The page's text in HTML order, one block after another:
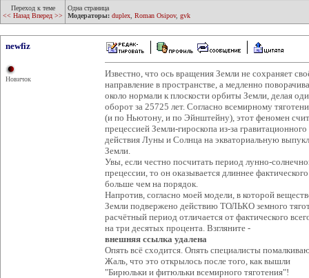
Переход к теме
<< Назад Вперед >>
Одна страница
Модераторы: duplex Roman Osipov, gvk
newfiz
Новичок
Известно, что ось вращения Земли не сохраняет
направление в пространстве, а медленно
около нормали к плоскости орбиты Земли, делая
оборот за 25725 лет. Согласно всемирному
(и по Ньютону, и по Эйнштейну), этот феномен
прецессией Земли-гироскопа из-за гравитационного
действия Луны и Солнца на экваториальную
Земли.
Увы, если честно посчитать период лунно-
прецессии, то он оказывается длиннее фактического
больше чем на порядок.
Напротив, согласно моей модели, в которой
Земли подвержено действию ТОЛЬКО земного
расчётный период отличается от фактического
на три десятых процента. Взгляните -
внешняя ссылка удалена
Опять всё сходится. Опять специалисты
Жаль, что это открылось после того, как вышли
"Бирюльки и фитюльки всемирного тяготения"!